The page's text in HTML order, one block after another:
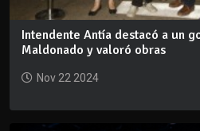
Intendente Antía destacó a un
Maldonado y valoró obras
Nov 22 2024